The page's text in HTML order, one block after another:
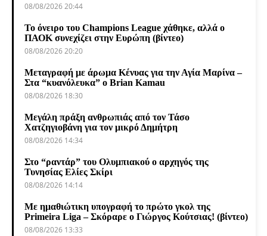
08/08/2026 20:44
Το όνειρο του Champions League χάθηκε, αλλά ο
ΠΑΟΚ συνεχίζει στην Ευρώπη (βίντεο)
08/08/2026 20:20
Μεταγραφή με άρωμα Κένυας για την Αγία Μαρίνα –
Στα “κυανόλευκα” ο Brian Kamau
08/08/2026 18:30
Μεγάλη πράξη ανθρωπιάς από τον Τάσο
Χατζηγιοβάνη για τον μικρό Δημήτρη
08/08/2026 14:34
Στο “ραντάρ” του Ολυμπιακού ο αρχηγός της
Τυνησίας Ελίες Σκίρι
08/08/2026 14:14
Με ημαθιώτικη υπογραφή το πρώτο γκολ της
Primeira Liga – Σκόραρε ο Γιώργος Κούτσιας! (βίντεο)
08/08/2026 13:33